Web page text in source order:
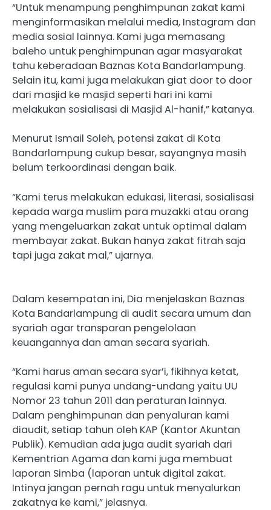
“Untuk menampung penghimpunan zakat kami
menginformasikan melalui media, Instagram dan
media sosial lainnya. Kami juga memasang
baleho untuk penghimpunan agar masyarakat
tahu keberadaan Baznas Kota Bandarlampung.
Selain itu, kami juga melakukan giat door to door
dari masjid ke masjid seperti hari ini kami
melakukan sosialisasi di Masjid Al-hanif,” katanya.
Menurut Ismail Soleh, potensi zakat di Kota
Bandarlampung cukup besar, sayangnya masih
belum terkoordinasi dengan baik.
“Kami terus melakukan edukasi, literasi, sosialisasi
kepada warga muslim para muzakki atau orang
yang mengeluarkan zakat untuk optimal dalam
membayar zakat. Bukan hanya zakat fitrah saja
tapi juga zakat mal,” ujarnya.
Dalam kesempatan ini, Dia menjelaskan Baznas
Kota Bandarlampung di audit secara umum dan
syariah agar transparan pengelolaan
keuangannya dan aman secara syariah.
“Kami harus aman secara syar’i, fikihnya ketat,
regulasi kami punya undang-undang yaitu UU
Nomor 23 tahun 2011 dan peraturan lainnya.
Dalam penghimpunan dan penyaluran kami
diaudit, setiap tahun oleh KAP (Kantor Akuntan
Publik). Kemudian ada juga audit syariah dari
Kementrian Agama dan kami juga membuat
laporan Simba (laporan untuk digital zakat.
Intinya jangan pernah ragu untuk menyalurkan
zakatnya ke kami,” jelasnya.